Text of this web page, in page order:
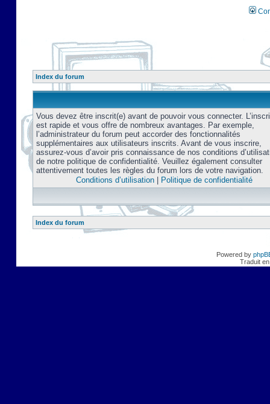
Index du forum
Vous devez être inscrit(e) avant de pouvoir vous connecter.
est rapide et vous offre de nombreux avantages. Par exemple,
l’administrateur du forum peut accorder des fonctionnalités
supplémentaires aux utilisateurs inscrits. Avant de vous inscrire,
assurez-vous d’avoir pris connaissance de nos conditions
de notre politique de confidentialité. Veuillez également consulter
attentivement toutes les règles du forum lors de votre navigation.
Conditions d’utilisation| Politique de confidentialité
Index du forum
Powered by
Traduit